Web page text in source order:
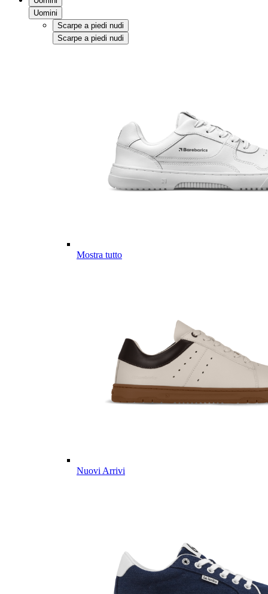
Uomini
Scarpe a piedi nudi
Scarpe a piedi nudi
Mostra tutto
Nuovi Arrivi